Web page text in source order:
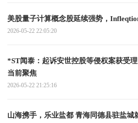
美股量子计算概念股延续强势，
2026-05-22 22:05:20
*ST闻泰：起诉安世控股等侵权案获受
当前聚焦
2026-05-22 21:25:16
山海携手，乐业盐都 青海同德县驻盐城就业服务工作站正式揭_